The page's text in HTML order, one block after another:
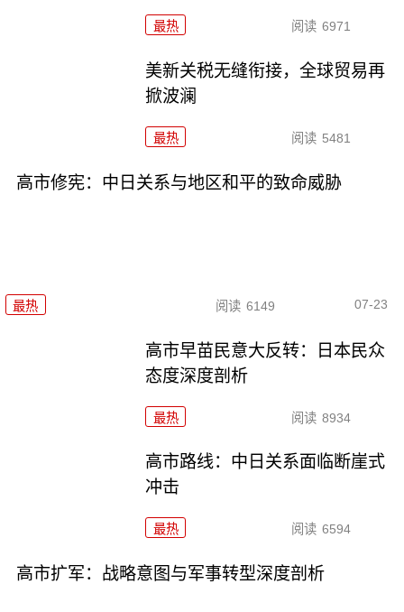
最热 阅读 6971
美新关税无缝衔接，全球贸易再
掀波澜
最热 阅读 5481
高市修宪：中日关系与地区和平的致命威胁
最热 阅读 6149 07-23
高市早苗民意大反转：日本民众
态度深度剖析
最热 阅读 8934
高市路线：中日关系面临断崖式
冲击
最热 阅读 6594
高市扩军：战略意图与军事转型深度剖析